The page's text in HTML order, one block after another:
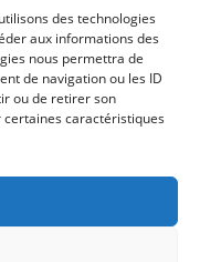
des technologies
aux informations des
nous permettra de
de navigation ou les ID
ou de retirer son
caractéristiques